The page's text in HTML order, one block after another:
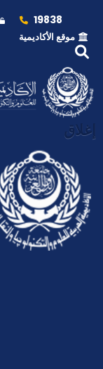
19838
موقع الأكاديمية
إغلاق